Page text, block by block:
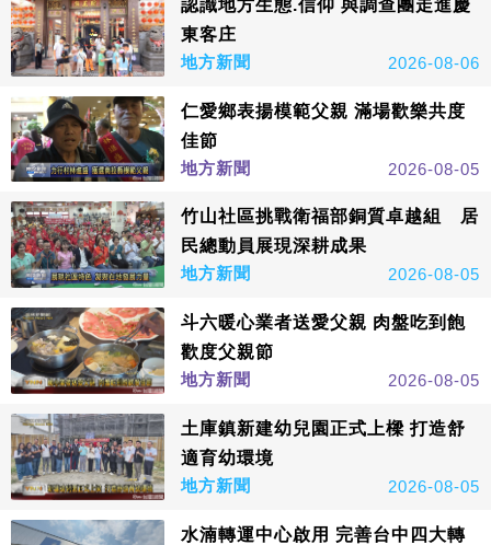
認識地方生態.信仰 與調查團走進慶
東客庄
地方新聞
2026-08-06
仁愛鄉表揚模範父親 滿場歡樂共度
佳節
地方新聞
2026-08-05
竹山社區挑戰衛福部銅質卓越組 居
民總動員展現深耕成果
地方新聞
2026-08-05
斗六暖心業者送愛父親 肉盤吃到飽
歡度父親節
地方新聞
2026-08-05
土庫鎮新建幼兒園正式上樑 打造舒
適育幼環境
地方新聞
2026-08-05
水湳轉運中心啟用 完善台中四大轉